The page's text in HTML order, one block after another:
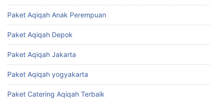
Paket Aqiqah Anak Perempuan
Paket Aqiqah Depok
Paket Aqiqah Jakarta
Paket Aqiqah yogyakarta
Paket Catering Aqiqah Terbaik